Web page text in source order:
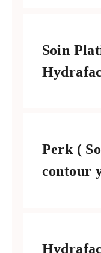
Soin
Perk (
contour